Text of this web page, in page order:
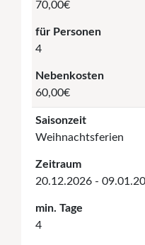
70,00€
für Personen
4
Nebenkosten
60,00€
Saisonzeit
Weihnachtsferien
Zeitraum
20.12.2026 -
min. Tage
4